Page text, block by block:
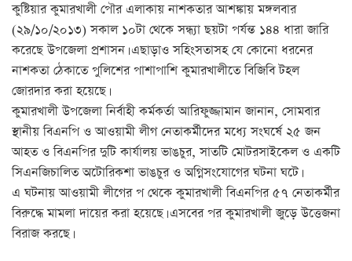
কুষ্টিয়ার কুমারখালী পৌর এলাকায় নাশকতার আশঙ্কায় মঙ্গলবার
(২৯/১০/২০১৩) সকাল ১০টা থেকে সন্ধ্যা ছয়টা পর্যন্ত ১৪৪ ধারা জারি
করেছে উপজেলা প্রশাসন। এছাড়াও সহিংসতাসহ যে কোনো ধরনের
নাশকতা ঠেকাতে পুলিশের পাশাপাশি কুমারখালীতে বিজিবি টহল
জোরদার করা হয়েছে।
কুমারখালী উপজেলা নির্বাহী কর্মকর্তা আরিফুজ্জামান জানান, সোমবার
স্থানীয় বিএনপি ও আওয়ামী লীগ নেতাকর্মীদের মধ্যে সংঘর্ষে ২৫ জন
আহত ও বিএনপির দুটি কার্যালয় ভাঙচুর, সাতটি মোটরসাইকেল ও একটি
সিএনজিচালিত অটোরিকশা ভাঙচুর ও অগ্নিসংযোগের ঘটনা ঘটে।
এ ঘটনায় আওয়ামী লীগের প থেকে কুমারখালী বিএনপির ৫৭ নেতাকর্মীর
বিরুদ্ধে মামলা দায়ের করা হয়েছে। এসবের পর কুমারখালী জুড়ে উত্তেজনা
বিরাজ করছে।